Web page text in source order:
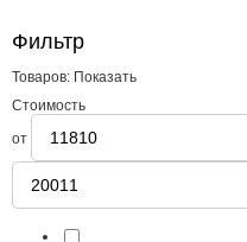
Фильтр
Товаров: Показать
Стоимость
от
Сезонность